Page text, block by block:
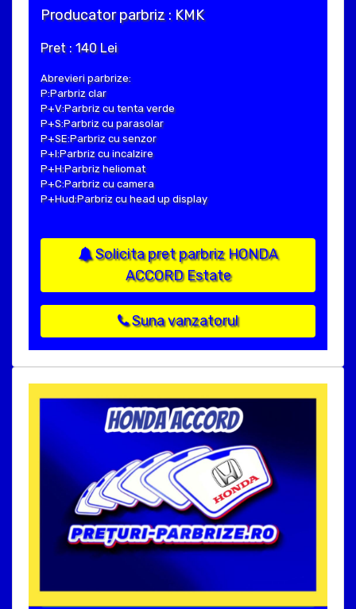
Producator parbriz : KMK
Pret : 140 Lei
Abrevieri parbrize:
P:Parbriz clar
P+V:Parbriz cu tenta verde
P+S:Parbriz cu parasolar
P+SE:Parbriz cu senzor
P+I:Parbriz cu incalzire
P+H:Parbriz heliomat
P+C:Parbriz cu camera
P+Hud:Parbriz cu head up display
Solicita pret parbriz HONDA
ACCORD Estate
Suna vanzatorul